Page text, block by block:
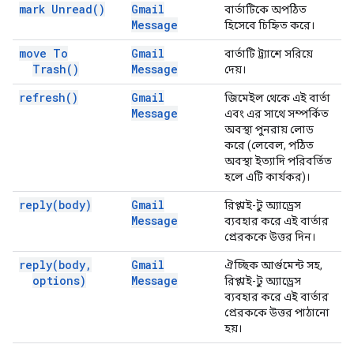
mark Unread( )
Gmail
Message
বার্তাটিকে অপঠিত
হিসেবে চিহ্নিত করে।
move To
Trash( )
Gmail
Message
বার্তাটি ট্র্যাশে সরিয়ে
দেয়।
refresh( )
Gmail
Message
জিমেইল থেকে এই বার্তা
এবং এর সাথে সম্পর্কিত
অবস্থা পুনরায় লোড
করে (লেবেল, পঠিত
অবস্থা ইত্যাদি পরিবর্তিত
হলে এটি কার্যকর)।
reply(body)
Gmail
Message
রিপ্লাই-টু অ্যাড্রেস
ব্যবহার করে এই বার্তার
প্রেরককে উত্তর দিন।
reply(body,
options)
Gmail
Message
ঐচ্ছিক আর্গুমেন্ট সহ,
রিপ্লাই-টু অ্যাড্রেস
ব্যবহার করে এই বার্তার
প্রেরককে উত্তর পাঠানো
হয়।